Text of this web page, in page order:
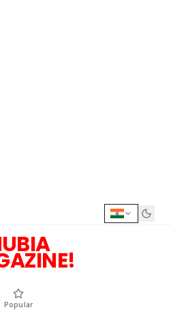
Popular